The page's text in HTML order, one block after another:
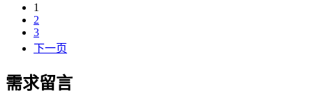
1
2
3
下一页
需求留言